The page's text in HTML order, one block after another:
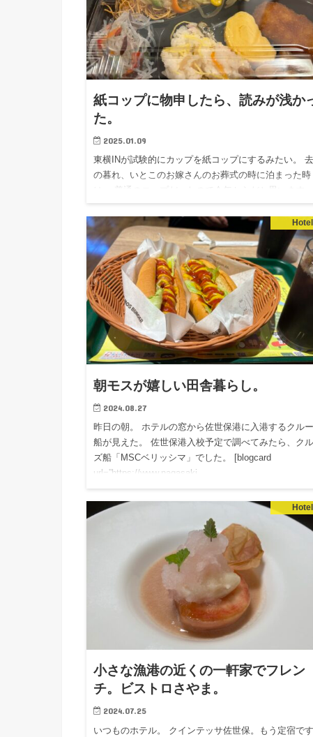
紙コップに物申したら、読みが浅か
た。
2025.01.09
東横INが試験的にカップを紙コップにするみたい。
の暮れ、いとこのお嫁さんのお葬式の時に泊まった時
のは良いけど…
Hotel
朝モスが嬉しい田舎暮らし。
2024.08.27
昨日の朝。 ホテルの窓から佐世保港に入港するクル
船が見えた。 佐世保港入校予定で調べてみたら、ク
ズ船「MSCベリッシマ」でした。 [blogcard
url=”https://www.nagasaki…
Hotel
小さな漁港の近くの一軒家でフレン
チ。ビストロさやま。
2024.07.25
いつものホテル。 クインテッサ佐世保。もう定宿です